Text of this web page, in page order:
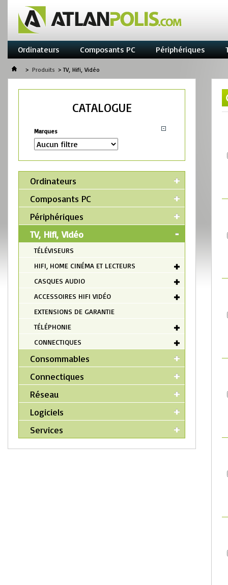
Ordinateurs Composants PC Périphériques
> Produits > TV, Hifi, Vidéo
CATALOGUE
Marques
Ordinateurs
Composants PC
Périphériques
TV, Hifi, Vidéo
TÉLÉVISEURS
HIFI, HOME CINÉMA ET LECTEURS
CASQUES AUDIO
ACCESSOIRES HIFI VIDÉO
EXTENSIONS DE GARANTIE
TÉLÉPHONIE
CONNECTIQUES
Consommables
Connectiques
Réseau
Logiciels
Services